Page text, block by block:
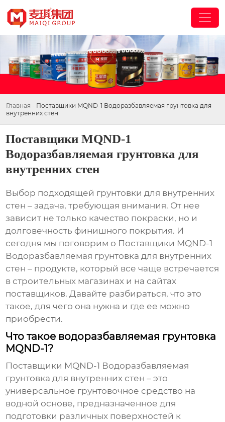
Главная - Поставщики MQND-1 Водоразбавляемая грунтовка для
внутренних стен
Поставщики MQND-1
Водоразбавляемая грунтовка для
внутренних стен
Выбор подходящей грунтовки для внутренних
стен – задача, требующая внимания. От нее
зависит не только качество покраски, но и
долговечность финишного покрытия. И
сегодня мы поговорим о Поставщики MQND-1
Водоразбавляемая грунтовка для внутренних
стен – продукте, который все чаще встречается
в строительных магазинах и на сайтах
поставщиков. Давайте разбираться, что это
такое, для чего она нужна и где ее можно
приобрести.
Что такое водоразбавляемая грунтовка
MQND-1?
Поставщики MQND-1 Водоразбавляемая
грунтовка для внутренних стен – это
универсальное грунтовочное средство на
водной основе, предназначенное для
подготовки различных поверхностей к